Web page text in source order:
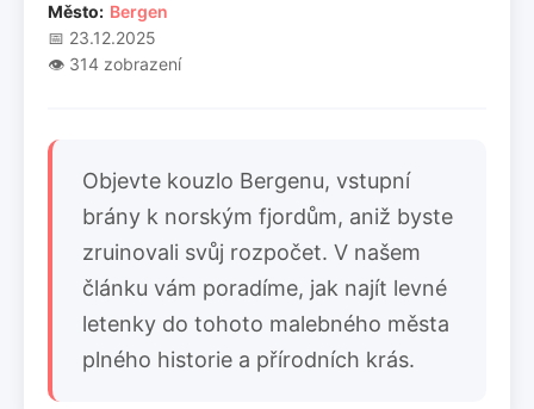
Město: Bergen
📅 23.12.2025
👁️ 314 zobrazení
Objevte kouzlo Bergenu, vstupní
brány k norským fjordům, aniž byste
zruinovali svůj rozpočet. V našem
článku vám poradíme, jak najít levné
letenky do tohoto malebného města
plného historie a přírodních krás.